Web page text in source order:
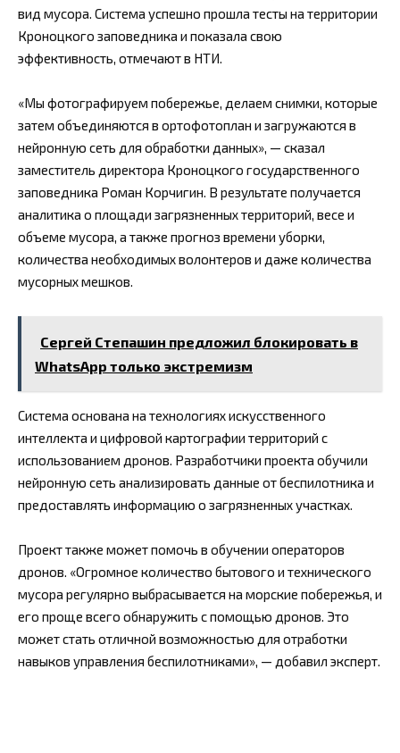
вид мусора. Система успешно прошла тесты на территории
Кроноцкого заповедника и показала свою
эффективность, отмечают в НТИ.
«Мы фотографируем побережье, делаем снимки, которые
затем объединяются в ортофотоплан и загружаются в
нейронную сеть для обработки данных», — сказал
заместитель директора Кроноцкого государственного
заповедника Роман Корчигин. В результате получается
аналитика о площади загрязненных территорий, весе и
объеме мусора, а также прогноз времени уборки,
количества необходимых волонтеров и даже количества
мусорных мешков.
Сергей Степашин предложил блокировать в
WhatsApp только экстремизм
Система основана на технологиях искусственного
интеллекта и цифровой картографии территорий с
использованием дронов. Разработчики проекта обучили
нейронную сеть анализировать данные от беспилотника и
предоставлять информацию о загрязненных участках.
Проект также может помочь в обучении операторов
дронов. «Огромное количество бытового и технического
мусора регулярно выбрасывается на морские побережья, и
его проще всего обнаружить с помощью дронов. Это
может стать отличной возможностью для отработки
навыков управления беспилотниками», — добавил эксперт.